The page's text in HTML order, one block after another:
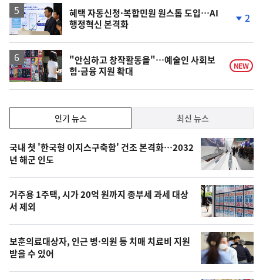
혜택 자동신청·복합민원 원스톱 도입…AI
행정혁신 본격화
하
락
2
"안심하고 창작활동을"…예술인 사회보
험·금융 지원 확대
NEW
인
기,
최
신,
오
늘
의
영
상
인기 뉴스 최신 뉴스
인
기
뉴
스
국내 첫 '한국형 이지스구축함' 건조 본격화…2032
년 해군 인도
거주용 1주택, 시가 20억 원까지 종부세 과세 대상
서 제외
보훈의료대상자, 인근 병·의원 등 치매 치료비 지원
받을 수 있어